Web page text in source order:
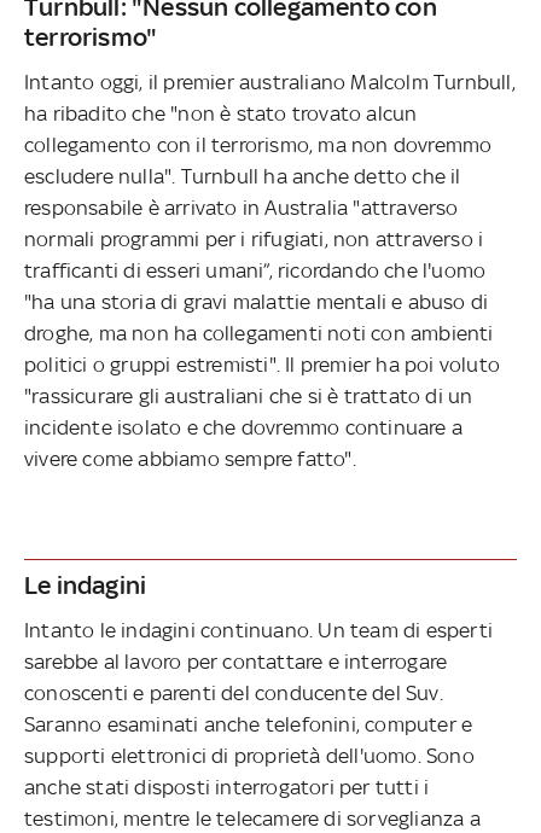
Turnbull: "Nessun collegamento con
terrorismo"
Intanto oggi, il premier australiano Malcolm Turnbull,
ha ribadito che "non è stato trovato alcun
collegamento con il terrorismo, ma non dovremmo
escludere nulla". Turnbull ha anche detto che il
responsabile è arrivato in Australia "attraverso
normali programmi per i rifugiati, non attraverso i
trafficanti di esseri umani”, ricordando che l'uomo
"ha una storia di gravi malattie mentali e abuso di
droghe, ma non ha collegamenti noti con ambienti
politici o gruppi estremisti". Il premier ha poi voluto
"rassicurare gli australiani che si è trattato di un
incidente isolato e che dovremmo continuare a
vivere come abbiamo sempre fatto".
Le indagini
Intanto le indagini continuano. Un team di esperti
sarebbe al lavoro per contattare e interrogare
conoscenti e parenti del conducente del Suv.
Saranno esaminati anche telefonini, computer e
supporti elettronici di proprietà dell'uomo. Sono
anche stati disposti interrogatori per tutti i
testimoni, mentre le telecamere di sorveglianza a